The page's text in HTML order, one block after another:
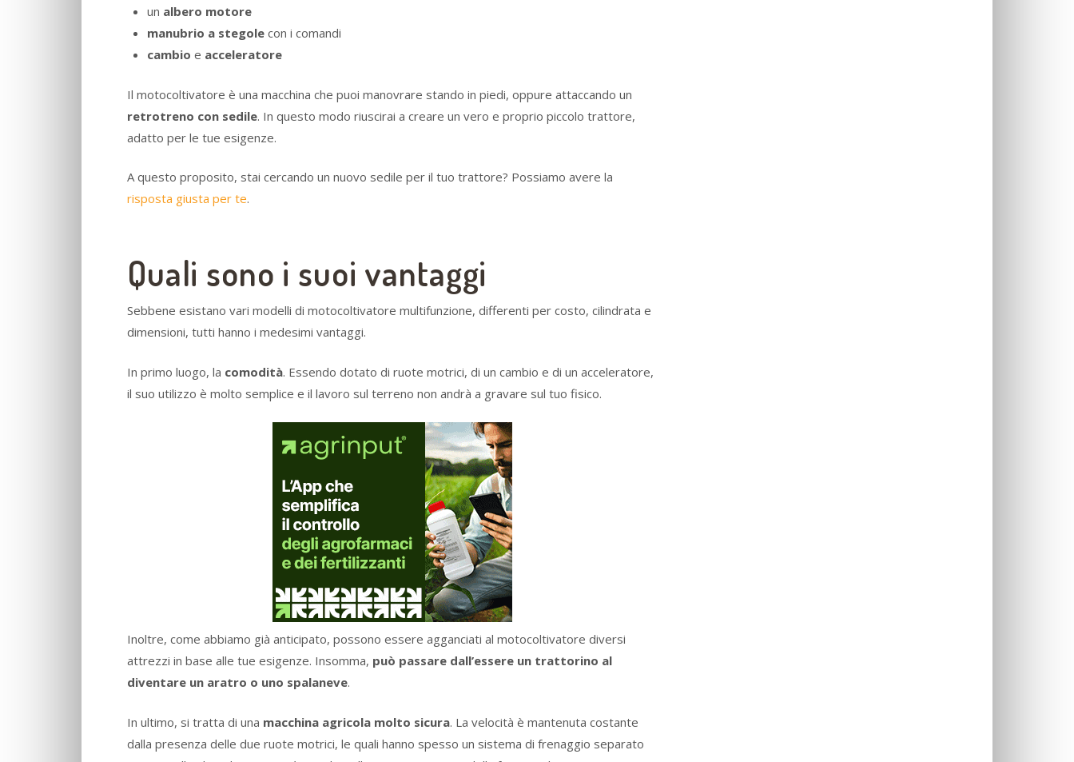
un albero motore
manubrio a stegolecon i comandi
cambio e acceleratore
Il motocoltivatore è una macchina che puoi manovrare stando in piedi, oppure attaccando un
retrotreno con sedile. In questo modo riuscirai a creare un vero e proprio piccolo trattore,
adatto per le tue esigenze.
A questo proposito, stai cercando un nuovo sedile per il tuo trattore? Possiamo avere la
risposta giusta per te.
Quali sono i suoi vantaggi
Sebbene esistano vari modelli di motocoltivatore multifunzione, differenti per costo, cilindrata e
dimensioni, tutti hanno i medesimi vantaggi.
In primo luogo, la comodità. Essendo dotato di ruote motrici, di un cambio e di un acceleratore,
il suo utilizzo è molto semplice e il lavoro sul terreno non andrà a gravare sul tuo fisico.
Inoltre, come abbiamo già anticipato, possono essere agganciati al motocoltivatore diversi
attrezzi in base alle tue esigenze. Insomma, può passare dall’essere un trattorino al
diventare un aratro o uno spalaneve.
In ultimo, si tratta di una macchina agricola molto sicura. La velocità è mantenuta costante
dalla presenza delle due ruote motrici, le quali hanno spesso un sistema di frenaggio separato